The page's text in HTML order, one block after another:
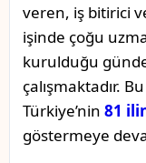
veren, iş bitirici
işinde çoğu
kurulduğu
çalışmaktadır.
Türkiye’nin 81
göstermeye